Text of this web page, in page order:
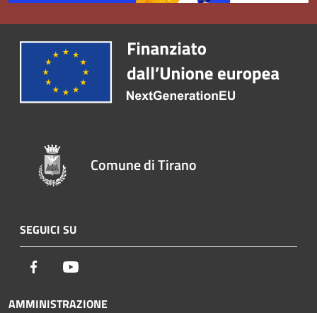
Comune di Tirano
SEGUICI SU
Facebook
AMMINISTRAZIONE